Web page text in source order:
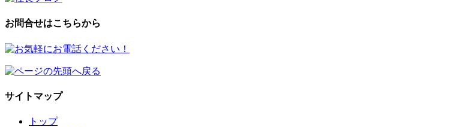
お問合せはこちらから
サイトマップ
トップ